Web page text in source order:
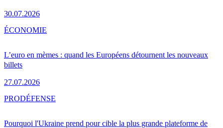
30.07.2026
L’euro en mèmes : quand les Européens détournent les nouveaux
billets
27.07.2026
ÉCONOMIE
Pourquoi l'Ukraine prend pour cible la plus grande plateforme de
PRODÉFENSE